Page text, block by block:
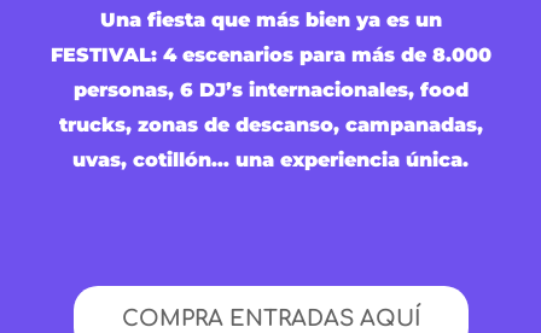
Una fiesta que más bien ya es un
FESTIVAL: 4 escenarios para más de 8.000
personas, 6 DJ’s internacionales, food
trucks, zonas de descanso, campanadas,
uvas, cotillón… una experiencia única.
COMPRA ENTRADAS AQUÍ